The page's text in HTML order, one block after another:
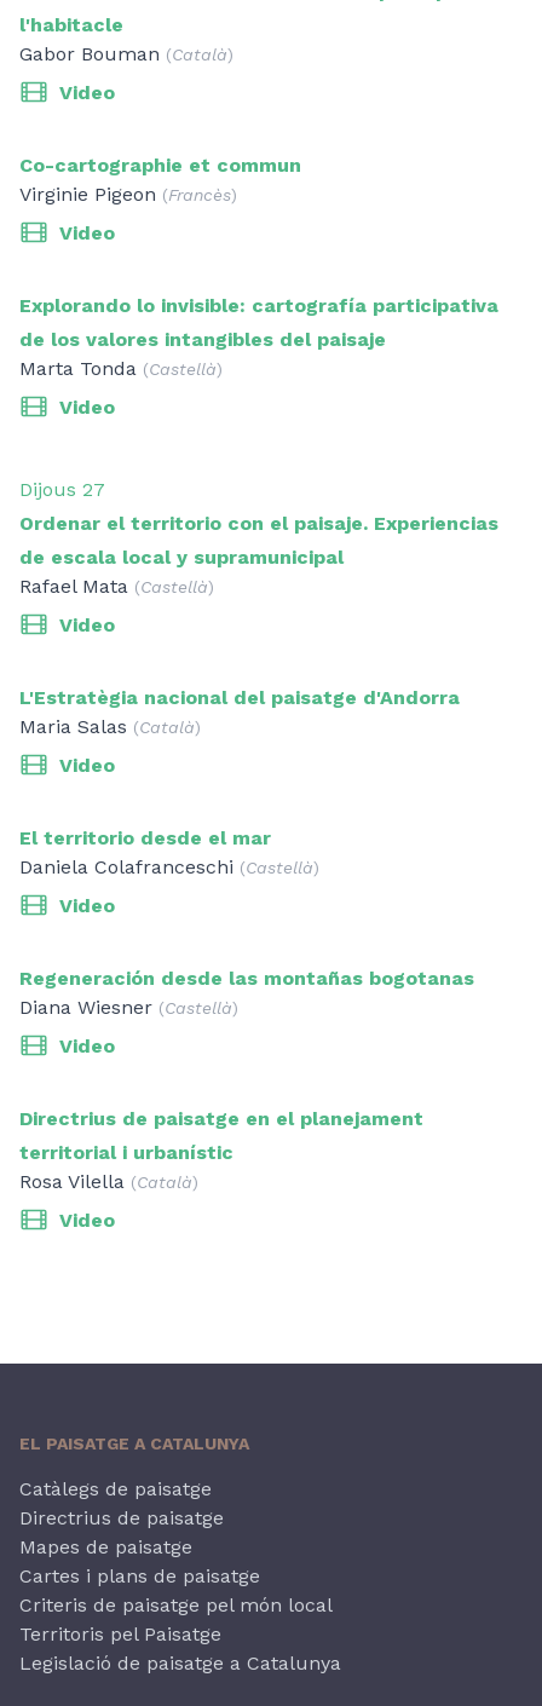
l'habitacle
Gabor Bouman (Català)
Video
Co-cartographie et commun
Virginie Pigeon (Francès)
Video
Explorando lo invisible: cartografía participativa
de los valores intangibles del paisaje
Marta Tonda (Castellà)
Video
Dijous 27
Ordenar el territorio con el paisaje. Experiencias
de escala local y supramunicipal
Rafael Mata (Castellà)
Video
L'Estratègia nacional del paisatge d'Andorra
Maria Salas (Català)
Video
El territorio desde el mar
Daniela Colafranceschi (Castellà)
Video
Regeneración desde las montañas bogotanas
Diana Wiesner (Castellà)
Video
Directrius de paisatge en el planejament
territorial i urbanístic
Rosa Vilella (Català)
Video
EL PAISATGE A CATALUNYA
Catàlegs de paisatge
Directrius de paisatge
Mapes de paisatge
Cartes i plans de paisatge
Criteris de paisatge pel món local
Territoris pel Paisatge
Legislació de paisatge a Catalunya